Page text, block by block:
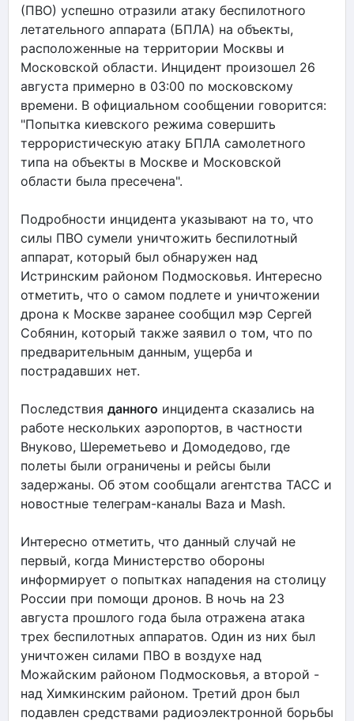
(ПВО) успешно отразили атаку беспилотного
летательного аппарата (БПЛА) на объекты,
расположенные на территории Москвы и
Московской области. Инцидент произошел 26
августа примерно в 03:00 по московскому
времени. В официальном сообщении говорится:
"Попытка киевского режима совершить
террористическую атаку БПЛА самолетного
типа на объекты в Москве и Московской
области была пресечена".
Подробности инцидента указывают на то, что
силы ПВО сумели уничтожить беспилотный
аппарат, который был обнаружен над
Истринским районом Подмосковья. Интересно
отметить, что о самом подлете и уничтожении
дрона к Москве заранее сообщил мэр Сергей
Собянин, который также заявил о том, что по
предварительным данным, ущерба и
пострадавших нет.
Последствия данного инцидента сказались на
работе нескольких аэропортов, в частности
Внуково, Шереметьево и Домодедово, где
полеты были ограничены и рейсы были
задержаны. Об этом сообщали агентства ТАСС и
новостные телеграм-каналы Baza и Mash.
Интересно отметить, что данный случай не
первый, когда Министерство обороны
информирует о попытках нападения на столицу
России при помощи дронов. В ночь на 23
августа прошлого года была отражена атака
трех беспилотных аппаратов. Один из них был
уничтожен силами ПВО в воздухе над
Можайским районом Подмосковья, а второй -
над Химкинским районом. Третий дрон был
подавлен средствами радиоэлектронной борьбы